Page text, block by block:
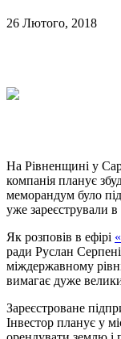
26 Лютого, 2018
На Рівненщині у
компанія планує
меморандум було
уже зареєстрували
Як розповів в ефірі
ради Руслан
міждержавному
вимагає дуже
Зареєстроване
Інвестор планує у